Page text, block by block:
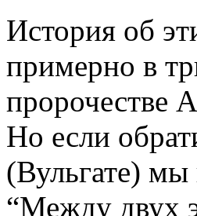
История об
примерно в
пророчестве
Но если
(Вульгате) мы
“Между двух